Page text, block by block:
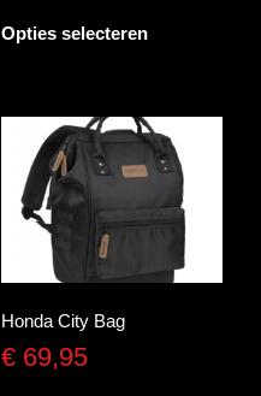
Opties selecteren
meerdere
variaties.
Deze
optie
gekozen
Honda City Bag
€69,95